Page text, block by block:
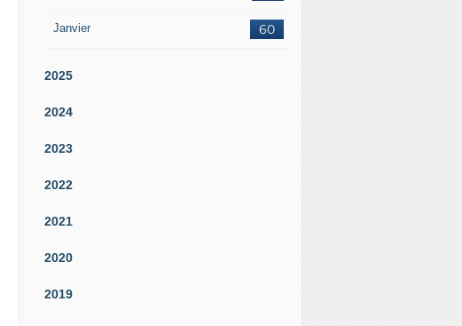
Janvier 60
2025
2024
2023
2022
2021
2020
2019